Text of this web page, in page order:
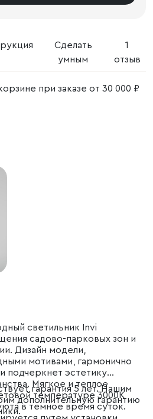
Сделать
умным
1
отзыв
при заказе от 30 000 ₽
светильник Invi
садово-парковых зон и
Дизайн модели,
мотивами, гармонично
подчеркнет эстетику
Мягкое и теплое
температуре 3000K
в темное время суток.
гарантия 5 лет. Нашим
дополнительную гарантию